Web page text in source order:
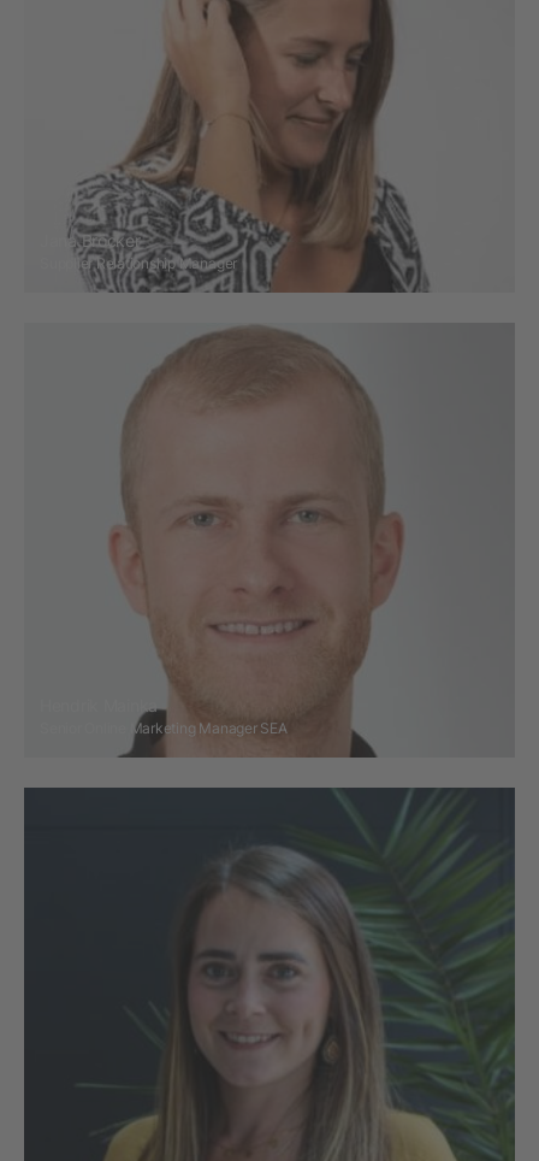
Jana Bröcker
Supplier Relationship Manager
Hendrik Mainka
Senior Online Marketing Manager SEA